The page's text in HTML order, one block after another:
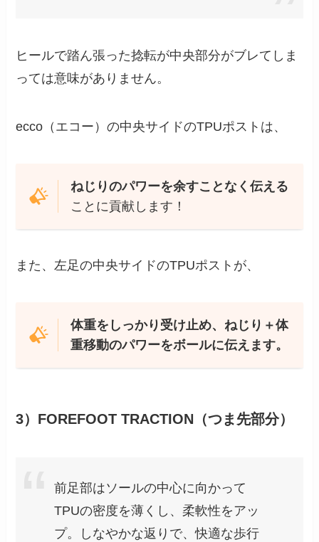
ヒールで踏ん張った捻転が中央部分がブレてしま
っては意味がありません。
ecco（エコー）の中央サイドのTPUポストは、
ねじりのパワーを余すことなく伝える
ことに貢献します！
また、左足の中央サイドのTPUポストが、
体重をしっかり受け止め、ねじり＋体
重移動のパワーをボールに伝えます。
3）FOREFOOT TRACTION（つま先部分）
前足部はソールの中心に向かって
TPUの密度を薄くし、柔軟性をアッ
プ。しなやかな返りで、快適な歩行